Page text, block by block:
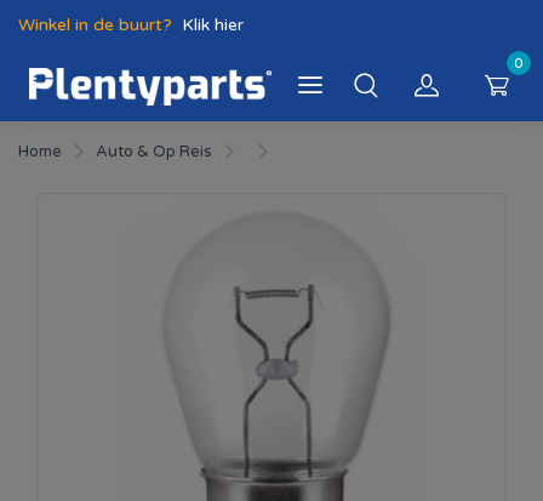
Winkel in de buurt? Klik hier
0
Home Auto & Op Reis